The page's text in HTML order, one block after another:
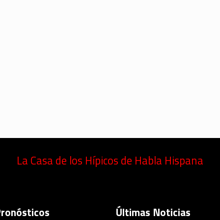
La Casa de los Hípicos de Habla Hispana
Últimas Noticias